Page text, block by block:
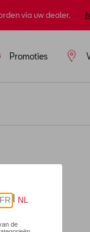
via uw dealer.
Promoties